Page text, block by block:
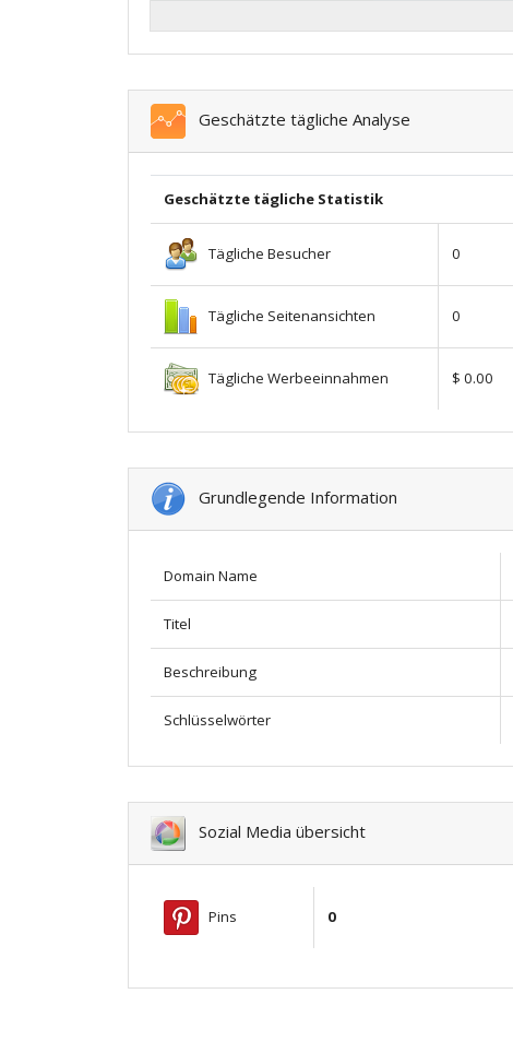
Geschätzte tägliche Analyse
Geschätzte tägliche Statistik
Tägliche Besucher 0
Tägliche Seitenansichten 0
Tägliche Werbeeinnahmen $ 0.00
Grundlegende Information
Domain Name
Titel
Beschreibung
Schlüsselwörter
Sozial Media übersicht
Pins 0